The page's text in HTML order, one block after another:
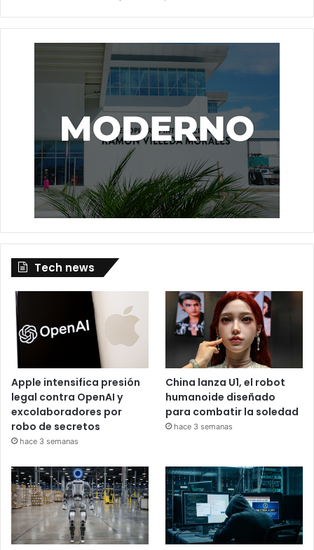
Tech news
Apple intensifica presión
legal contra OpenAI y
excolaboradores por
robo de secretos
hace 3 semanas
China lanza U1, el robot
humanoide diseñado
para combatir la soledad
hace 3 semanas